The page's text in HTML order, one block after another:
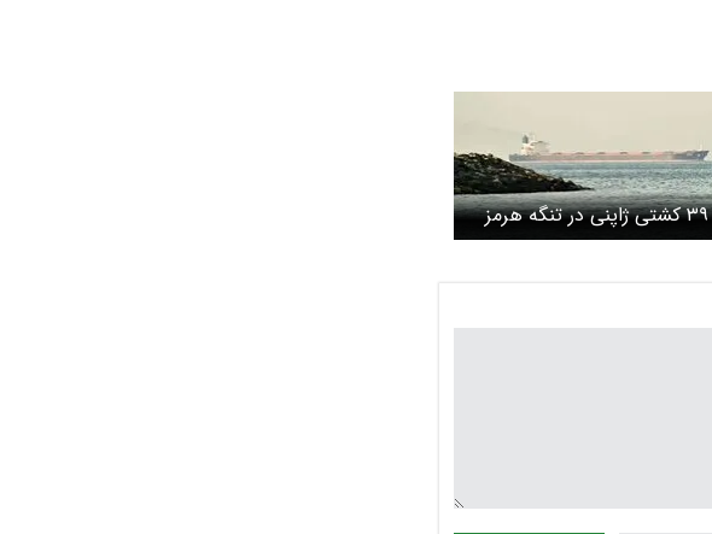
۳۹ کشتی ژاپنی در تنگه هرمز
منتظرند